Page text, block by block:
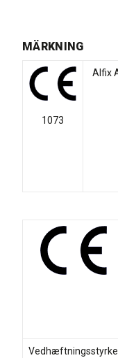
MÄRKNING
1073
Alfix
Vedhæftningsstyrke